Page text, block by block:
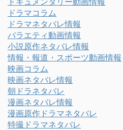
ドラマコラム
ドラマネタバレ情報
バラエティ動画情報
小説原作ネタバレ情報
情報・報道・スポーツ動画情報
映画コラム
映画ネタバレ情報
朝ドラネタバレ
漫画ネタバレ情報
漫画原作ドラマネタバレ
特撮ドラマネタバレ